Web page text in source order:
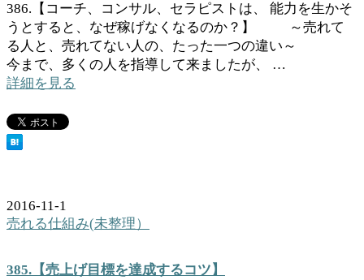
386.【コーチ、コンサル、セラピストは、 能力を生かそ
うとすると、なぜ稼げなくなるのか？】 ～売れて
る人と、売れてない人の、たった一つの違い～
今まで、多くの人を指導して来ましたが、 …
詳細を見る
2016-11-1
売れる仕組み(未整理）
385.【売上げ目標を達成するコツ】